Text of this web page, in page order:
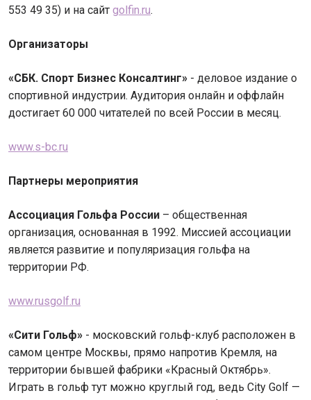
553 49 35) и на сайт golfin.ru.
Организаторы
«СБК. Спорт Бизнес Консалтинг» - деловое издание о
спортивной индустрии. Аудитория онлайн и оффлайн
достигает 60 000 читателей по всей России в месяц.
www.s-bc.ru
Партнеры мероприятия
Ассоциация Гольфа России – общественная
организация, основанная в 1992. Миссией ассоциации
является развитие и популяризация гольфа на
территории РФ.
www.rusgolf.ru
«Сити Гольф» - московский гольф-клуб расположен в
самом центре Москвы, прямо напротив Кремля, на
территории бывшей фабрики «Красный Октябрь».
Играть в гольф тут можно круглый год, ведь City Golf —